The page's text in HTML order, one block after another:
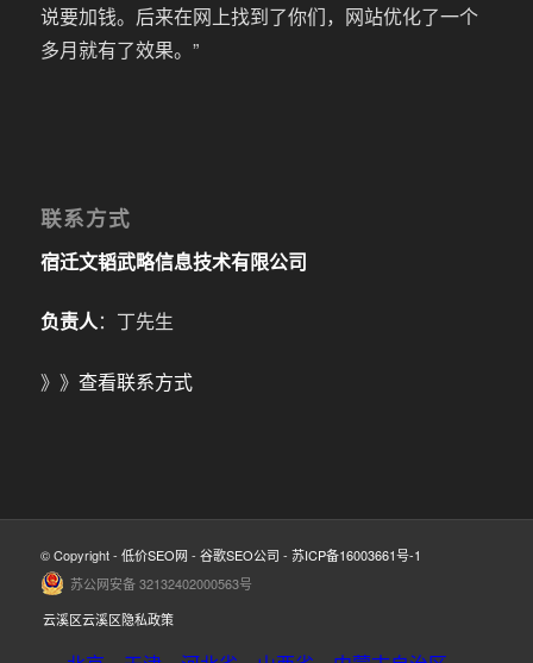
说要加钱。后来在网上找到了你们，网站优化了一个
多月就有了效果。”
联系方式
宿迁文韬武略信息技术有限公司
负责人：丁先生
》》 查看联系方式
© Copyright - 低价SEO网 - 谷歌SEO公司 - 苏ICP备16003661号-1
苏公网安备 32132402000563号
云溪区云溪区隐私政策